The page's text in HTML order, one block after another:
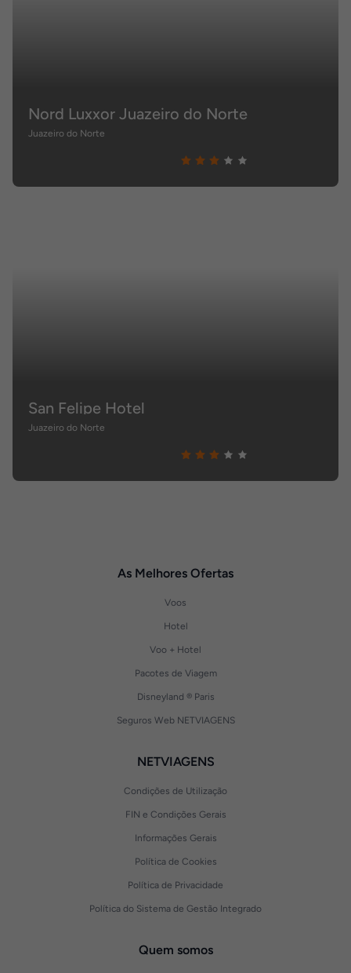
Nord Luxxor Juazeiro do Norte
Juazeiro do Norte
San Felipe Hotel
Juazeiro do Norte
As Melhores Ofertas
Voos
Hotel
Voo + Hotel
Pacotes de Viagem
Disneyland ® Paris
Seguros Web NETVIAGENS
NETVIAGENS
Condições de Utilização
FIN e Condições Gerais
Informações Gerais
Política de Cookies
Política de Privacidade
Política do Sistema de Gestão Integrado
Quem somos